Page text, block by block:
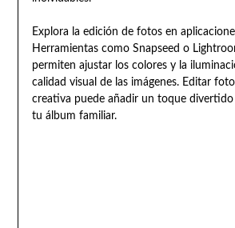
Explora la edición de fotos en
Herramientas como Snapseed o
permiten ajustar los colores y la
calidad visual de las imágenes. Editar
creativa puede añadir un toque
tu álbum familiar.